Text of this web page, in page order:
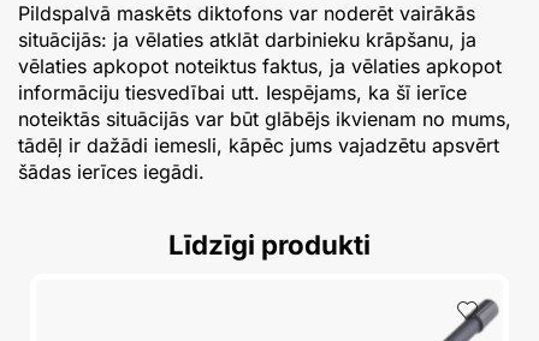
Pildspalvā maskēts diktofons var noderēt vairākās
situācijās: ja vēlaties atklāt darbinieku krāpšanu, ja
vēlaties apkopot noteiktus faktus, ja vēlaties apkopot
informāciju tiesvedībai utt. Iespējams, ka šī ierīce
noteiktās situācijās var būt glābējs ikvienam no mums,
tādēļ ir dažādi iemesli, kāpēc jums vajadzētu apsvērt
šādas ierīces iegādi.
Līdzīgi produkti